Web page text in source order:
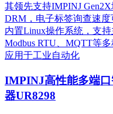
其领先支持IMPINJ
DRM，电子标签询查速
内置Linux操作系统，支持
Modbus RTU、MQTT等
应用于工业自动化
IMPINJ高性能多端
器UR8298